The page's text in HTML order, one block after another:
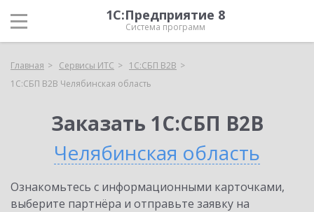
1С:Предприятие 8
Система программ
Главная Сервисы ИТС
1С:СБП B2B
1С:СБП B2B Челябинская область
Заказать 1С:СБП B2B
Челябинская область
Ознакомьтесь с информационными карточками,
выберите партнёра и отправьте заявку на